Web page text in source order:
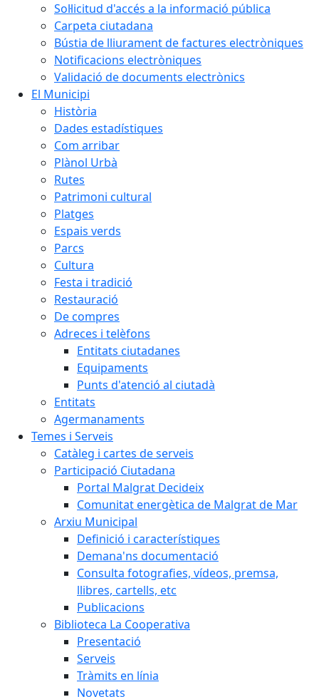
Sol·licitud d'accés a la informació pública
Carpeta ciutadana
Bústia de lliurament de factures electròniques
Notificacions electròniques
Validació de documents electrònics
El Municipi
Història
Dades estadístiques
Com arribar
Plànol Urbà
Rutes
Patrimoni cultural
Platges
Espais verds
Parcs
Cultura
Festa i tradició
Restauració
De compres
Adreces i telèfons
Entitats ciutadanes
Equipaments
Punts d'atenció al ciutadà
Entitats
Agermanaments
Temes i Serveis
Catàleg i cartes de serveis
Participació Ciutadana
Portal Malgrat Decideix
Comunitat energètica de Malgrat de Mar
Arxiu Municipal
Definició i característiques
Demana'ns documentació
Consulta fotografies, vídeos, premsa,
llibres, cartells, etc
Publicacions
Biblioteca La Cooperativa
Presentació
Serveis
Tràmits en línia
Novetats